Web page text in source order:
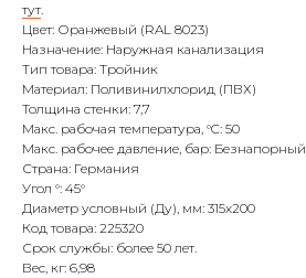
тут.
Цвет: Оранжевый (RAL 8023)
Назначение: Наружная канализация
Тип товара: Тройник
Материал: Поливинилхлорид (ПВХ)
Толщина стенки: 7,7
Макс. рабочая температура, °C: 50
Макс. рабочее давление, бар: Безнапорный
Страна: Германия
Угол °: 45°
Диаметр условный (Ду), мм: 315х200
Код товара: 225320
Срок службы: более 50 лет.
Вес, кг: 6,98